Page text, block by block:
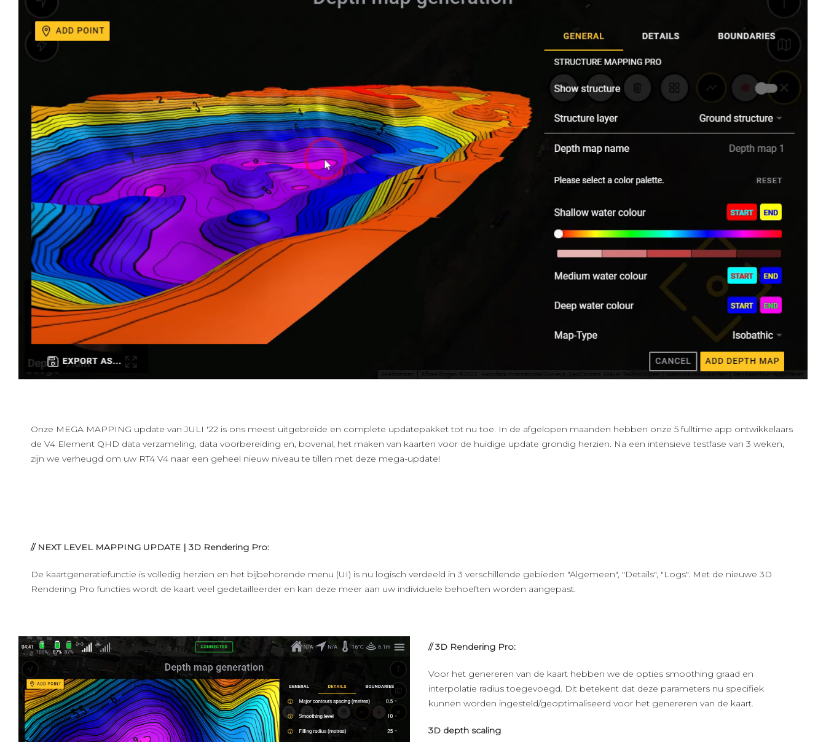
Onze MEGA MAPPING update van JULI '22 is ons meest uitgebreide en complete updatepakket tot nu toe. In de afgelopen maanden hebben onze 5 fulltime app ontwikkelaars
de V4 Element QHD data verzameling, data voorbereiding en, bovenal, het maken van kaarten voor de huidige update grondig herzien. Na een intensieve testfase van 3 weken,
zijn we verheugd om uw RT4 V4 naar een geheel nieuw niveau te tillen met deze mega-update!
// NEXT LEVEL MAPPING UPDATE | 3D Rendering Pro:
De kaartgeneratiefunctie is volledig herzien en het bijbehorende menu (UI) is nu logisch verdeeld in 3 verschillende gebieden "Algemeen", "Details", "Logs". Met de nieuwe 3D
Rendering Pro functies wordt de kaart veel gedetailleerder en kan deze meer aan uw individuele behoeften worden aangepast.
// 3D Rendering Pro:
Voor het genereren van de kaart hebben we de opties smoothing graad en
interpolatie radius toegevoegd. Dit betekent dat deze parameters nu specifiek
kunnen worden ingesteld/geoptimaliseerd voor het genereren van de kaart.
3D depth scaling